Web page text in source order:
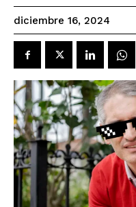
diciembre 16, 2024